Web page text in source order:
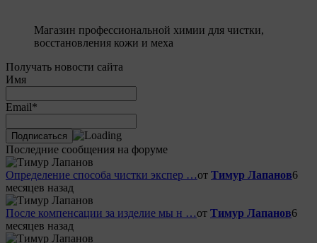
Магазин профессиональной химии для чистки,
восстановления кожи и меха
Получать новости сайта
Имя
Email*
Последние сообщения на форуме
Определение способа чистки экспер …от Тимур Лапанов6
месяцев назад
После компенсации за изделие мы н …от Тимур Лапанов6
месяцев назад